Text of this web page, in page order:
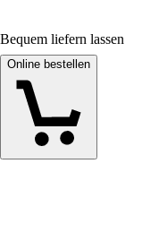
Bequem liefern lassen
Online bestellen